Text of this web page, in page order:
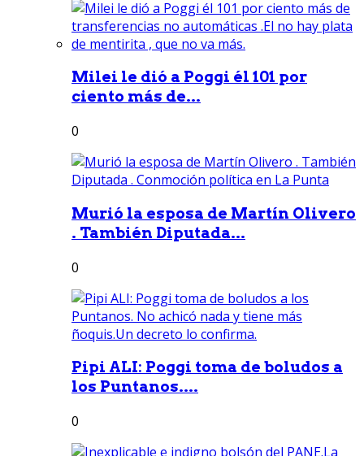
Milei le dió a Poggi él 101 por
ciento más de...
0
Murió la esposa de Martín Olivero
. También Diputada...
0
Pipi ALI: Poggi toma de boludos a
los Puntanos....
0